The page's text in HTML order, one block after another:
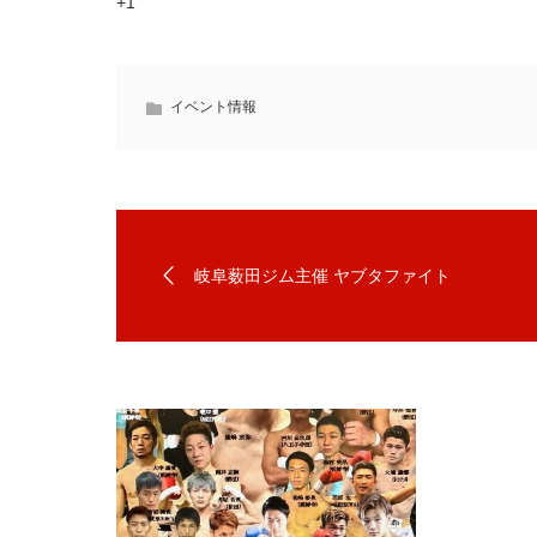
イベント情報
岐阜薮田ジム主催 ヤブタファイト